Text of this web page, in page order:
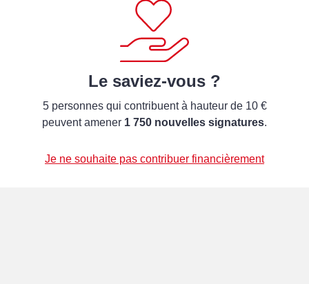
Le saviez-vous ?
5 personnes qui contribuent à hauteur de 10 €
peuvent amener 1 750 nouvelles signatures.
Je ne souhaite pas contribuer financièrement